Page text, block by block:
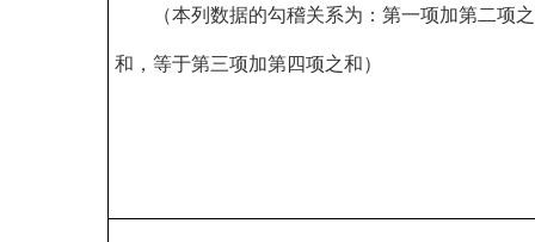
（本列数据的勾稽关系为：第一项加第二项之
和，等于第三项加第四项之和）